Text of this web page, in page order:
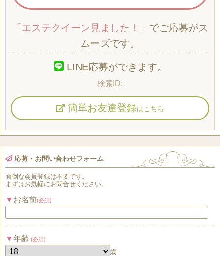
「エステクイーン見ました！」 でご応募がス
ムーズです。
LINE応募ができます。
簡単お友達登録はこちら
応募・お問い合わせフォーム
面倒な会員登録は不要です。
まずはお気軽にお問合せください。
お名前(必須)
年齢 (必須)
歳